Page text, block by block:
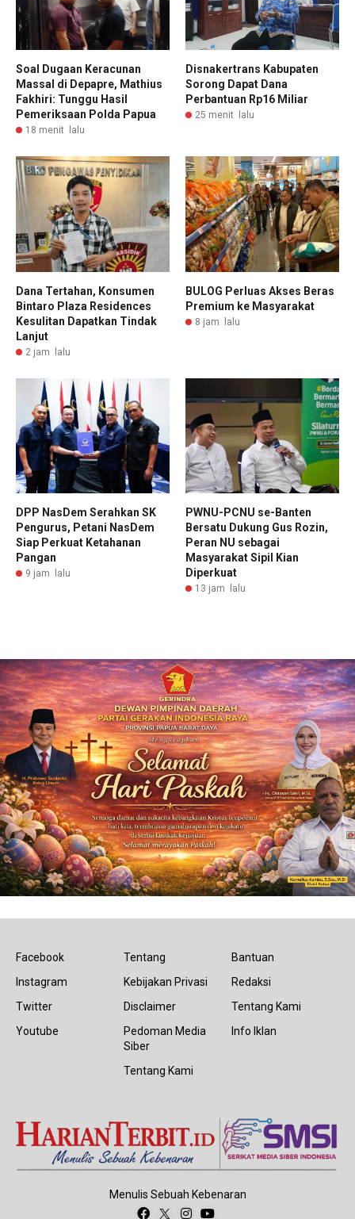
Soal Dugaan Keracunan
Massal di Depapre, Mathius
Fakhiri: Tunggu Hasil
Pemeriksaan Polda Papua
18 menit lalu
Disnakertrans Kabupaten
Sorong Dapat Dana
Perbantuan Rp16 Miliar
25 menit lalu
Dana Tertahan, Konsumen
Bintaro Plaza Residences
Kesulitan Dapatkan Tindak
Lanjut
2 jam lalu
BULOG Perluas Akses Beras
Premium ke Masyarakat
8 jam lalu
DPP NasDem Serahkan SK
Pengurus, Petani NasDem
Siap Perkuat Ketahanan
Pangan
9 jam lalu
PWNU-PCNU se-Banten
Bersatu Dukung Gus Rozin,
Peran NU sebagai
Masyarakat Sipil Kian
Diperkuat
13 jam lalu
Facebook
Instagram
Twitter
Youtube
Tentang
Kebijakan Privasi
Disclaimer
Pedoman Media
Siber
Tentang Kami
Bantuan
Redaksi
Tentang Kami
Info Iklan
Menulis Sebuah Kebenaran